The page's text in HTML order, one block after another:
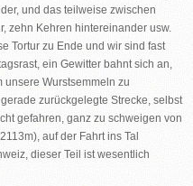
und das teilweise zwischen
zehn Kehren hintereinander usw.
Tortur zu Ende und wir sind fast
ein Gewitter bahnt sich an,
Wurstsemmeln zu
zurückgelegte Strecke, selbst
gefahren, ganz zu schweigen von
auf der Fahrt ins Tal
dieser Teil ist wesentlich